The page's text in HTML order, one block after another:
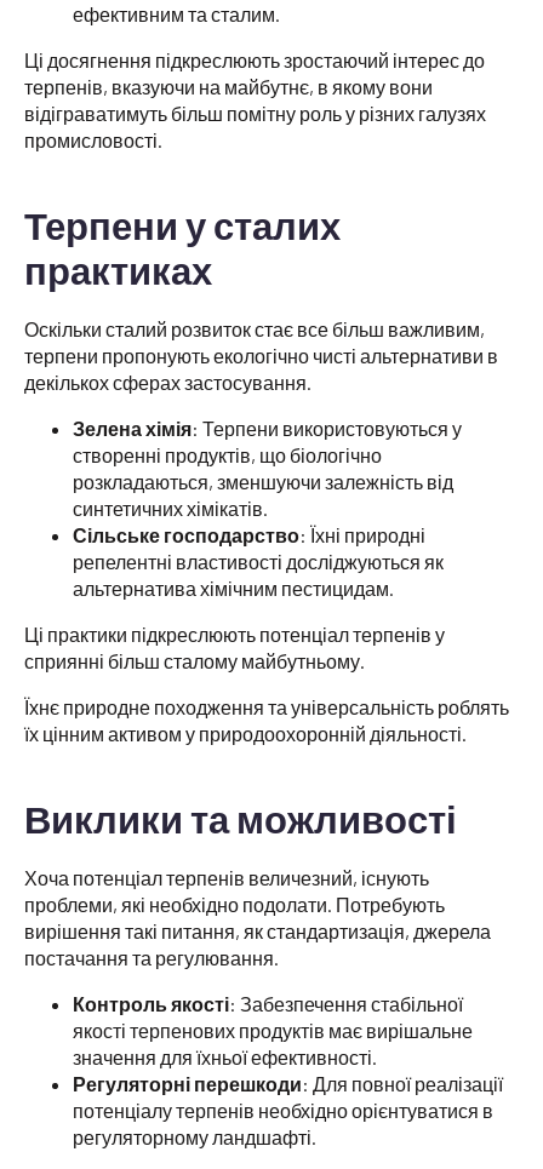
ефективним та сталим.
Ці досягнення підкреслюють зростаючий інтерес до
терпенів, вказуючи на майбутнє, в якому вони
відіграватимуть більш помітну роль у різних галузях
промисловості.
Терпени у сталих
практиках
Оскільки сталий розвиток стає все більш важливим,
терпени пропонують екологічно чисті альтернативи в
декількох сферах застосування.
Зелена хімія: Терпени використовуються у
створенні продуктів, що біологічно
розкладаються, зменшуючи залежність від
синтетичних хімікатів.
Сільське господарство: Їхні природні
репелентні властивості досліджуються як
альтернатива хімічним пестицидам.
Ці практики підкреслюють потенціал терпенів у
сприянні більш сталому майбутньому.
Їхнє природне походження та універсальність роблять
їх цінним активом у природоохоронній діяльності.
Виклики та можливості
Хоча потенціал терпенів величезний, існують
проблеми, які необхідно подолати. Потребують
вирішення такі питання, як стандартизація, джерела
постачання та регулювання.
Контроль якості: Забезпечення стабільної
якості терпенових продуктів має вирішальне
значення для їхньої ефективності.
Регуляторні перешкоди: Для повної реалізації
потенціалу терпенів необхідно орієнтуватися в
регуляторному ландшафті.